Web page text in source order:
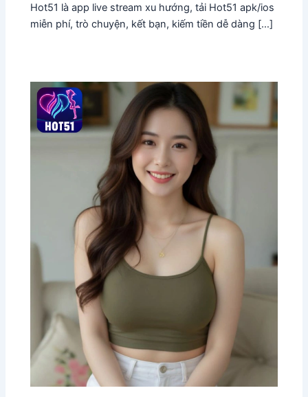
Hot51 là app live stream xu hướng, tải Hot51 apk/ios
miễn phí, trò chuyện, kết bạn, kiếm tiền dễ dàng […]